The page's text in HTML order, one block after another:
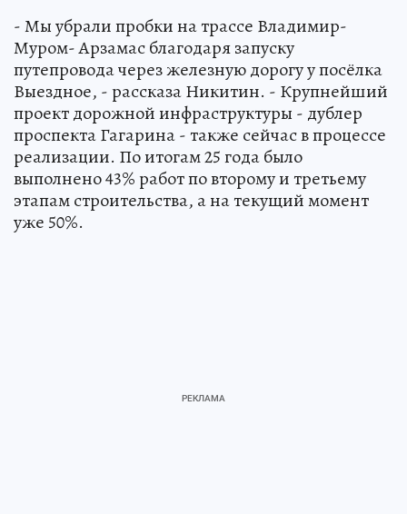
- Мы убрали пробки на трассе Владимир-
Муром- Арзамас благодаря запуску
путепровода через железную дорогу у посёлка
Выездное, - рассказа Никитин. - Крупнейший
проект дорожной инфраструктуры - дублер
проспекта Гагарина - также сейчас в процессе
реализации. По итогам 25 года было
выполнено 43% работ по второму и третьему
этапам строительства, а на текущий момент
уже 50%.